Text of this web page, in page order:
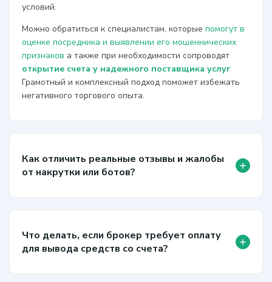
условий.
Можно обратиться к специалистам, которые помогут в
оценке посредника и выявлении его мошеннических
признаков а также при необходимости сопроводят
открытие счета у надежного поставщика услуг
Грамотный и комплексный подход поможет избежать
негативного торгового опыта.
Как отличить реальные отзывы и жалобы
от накрутки или ботов?
+
Что делать, если брокер требует оплату
для вывода средств со счета?
+